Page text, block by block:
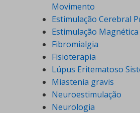
Movimento
Estimulação Cerebral
Estimulação
Fibromialgia
Fisioterapia
Lúpus Eritematoso
Miastenia gravis
Neuroestimulação
Neurologia